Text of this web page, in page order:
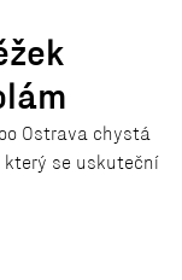
Ostrava chystá
který se uskuteční